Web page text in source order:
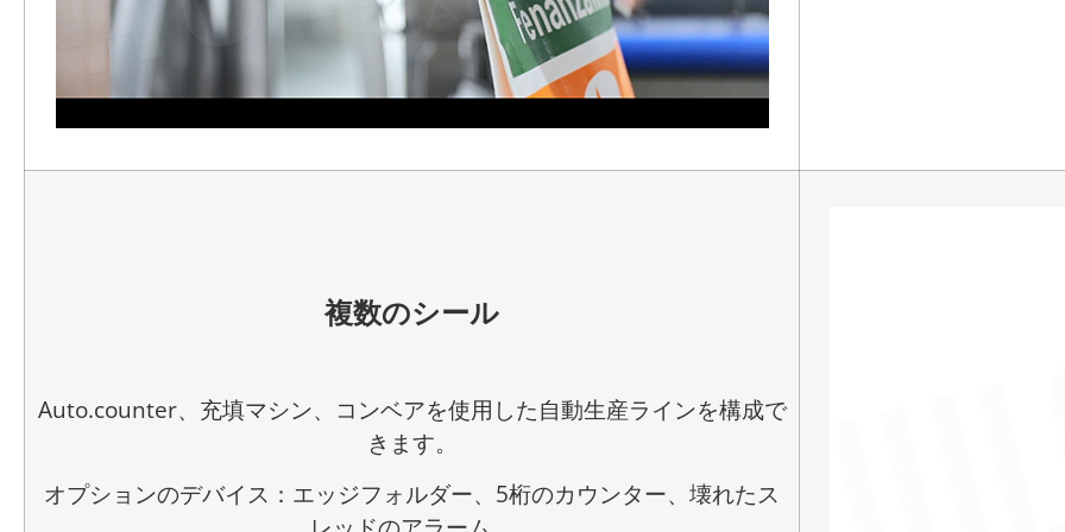
複数のシール
Auto.counter、充填マシン、コンベアを使用した自動生産ラインを構成で
きます。
オプションのデバイス：エッジフォルダー、5桁のカウンター、壊れたス